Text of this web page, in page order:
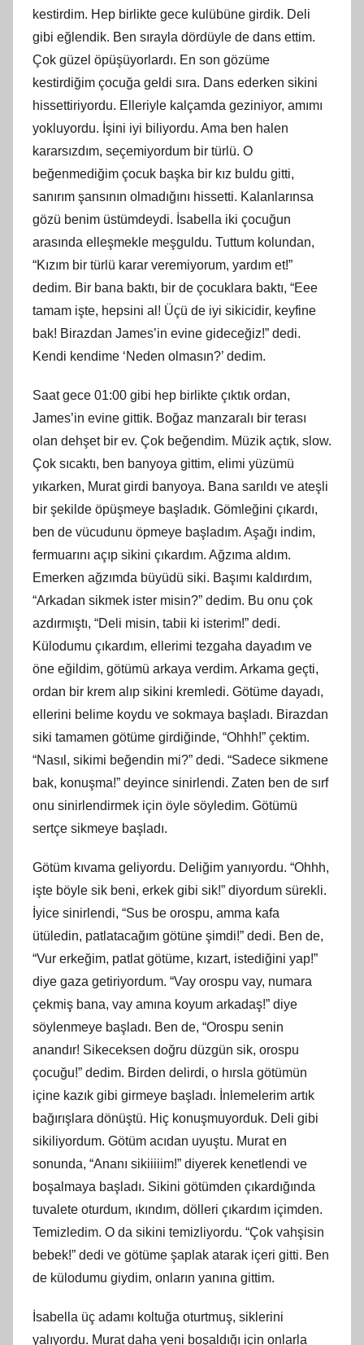
kestirdim. Hep birlikte gece kulübüne girdik. Deli
gibi eğlendik. Ben sırayla dördüyle de dans ettim.
Çok güzel öpüşüyorlardı. En son gözüme
kestirdiğim çocuğa geldi sıra. Dans ederken sikini
hissettiriyordu. Elleriyle kalçamda geziniyor, amımı
yokluyordu. İşini iyi biliyordu. Ama ben halen
kararsızdım, seçemiyordum bir türlü. O
beğenmediğim çocuk başka bir kız buldu gitti,
sanırım şansının olmadığını hissetti. Kalanlarınsa
gözü benim üstümdeydi. İsabella iki çocuğun
arasında elleşmekle meşguldu. Tuttum kolundan,
“Kızım bir türlü karar veremiyorum, yardım et!”
dedim. Bir bana baktı, bir de çocuklara baktı, “Eee
tamam işte, hepsini al! Üçü de iyi sikicidir, keyfine
bak! Birazdan James’in evine gideceğiz!” dedi.
Kendi kendime ‘Neden olmasın?’ dedim.
Saat gece 01:00 gibi hep birlikte çıktık ordan,
James’in evine gittik. Boğaz manzaralı bir terası
olan dehşet bir ev. Çok beğendim. Müzik açtık, slow.
Çok sıcaktı, ben banyoya gittim, elimi yüzümü
yıkarken, Murat girdi banyoya. Bana sarıldı ve ateşli
bir şekilde öpüşmeye başladık. Gömleğini çıkardı,
ben de vücudunu öpmeye başladım. Aşağı indim,
fermuarını açıp sikini çıkardım. Ağzıma aldım.
Emerken ağzımda büyüdü siki. Başımı kaldırdım,
“Arkadan sikmek ister misin?” dedim. Bu onu çok
azdırmıştı, “Deli misin, tabii ki isterim!” dedi.
Külodumu çıkardım, ellerimi tezgaha dayadım ve
öne eğildim, götümü arkaya verdim. Arkama geçti,
ordan bir krem alıp sikini kremledi. Götüme dayadı,
ellerini belime koydu ve sokmaya başladı. Birazdan
siki tamamen götüme girdiğinde, “Ohhh!” çektim.
“Nasıl, sikimi beğendin mi?” dedi. “Sadece sikmene
bak, konuşma!” deyince sinirlendi. Zaten ben de sırf
onu sinirlendirmek için öyle söyledim. Götümü
sertçe sikmeye başladı.
Götüm kıvama geliyordu. Deliğim yanıyordu. “Ohhh,
işte böyle sik beni, erkek gibi sik!” diyordum sürekli.
İyice sinirlendi, “Sus be orospu, amma kafa
ütüledin, patlatacağım götüne şimdi!” dedi. Ben de,
“Vur erkeğim, patlat götüme, kızart, istediğini yap!”
diye gaza getiriyordum. “Vay orospu vay, numara
çekmiş bana, vay amına koyum arkadaş!” diye
söylenmeye başladı. Ben de, “Orospu senin
anandır! Sikeceksen doğru düzgün sik, orospu
çocuğu!” dedim. Birden delirdi, o hırsla götümün
içine kazık gibi girmeye başladı. İnlemelerim artık
bağırışlara dönüştü. Hiç konuşmuyorduk. Deli gibi
sikiliyordum. Götüm acıdan uyuştu. Murat en
sonunda, “Ananı sikiiiiim!” diyerek kenetlendi ve
boşalmaya başladı. Sikini götümden çıkardığında
tuvalete oturdum, ıkındım, dölleri çıkardım içimden.
Temizledim. O da sikini temizliyordu. “Çok vahşisin
bebek!” dedi ve götüme şaplak atarak içeri gitti. Ben
de külodumu giydim, onların yanına gittim.
İsabella üç adamı koltuğa oturtmuş, siklerini
yalıyordu. Murat daha yeni boşaldığı için onlarla